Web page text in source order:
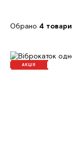
Обрано 4 товари
АКЦІЯ